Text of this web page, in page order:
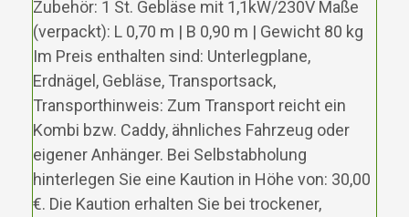
Zubehör: 1 St. Gebläse mit 1,1kW/230V Maße
(verpackt): L 0,70 m | B 0,90 m | Gewicht 80 kg
Im Preis enthalten sind: Unterlegplane,
Erdnägel, Gebläse, Transportsack,
Transporthinweis: Zum Transport reicht ein
Kombi bzw. Caddy, ähnliches Fahrzeug oder
eigener Anhänger. Bei Selbstabholung
hinterlegen Sie eine Kaution in Höhe von: 30,00
€. Die Kaution erhalten Sie bei trockener,